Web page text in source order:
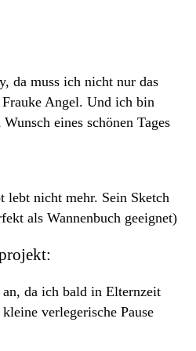
da muss ich nicht nur das
Angel. Und ich bin
eines schönen Tages
nicht mehr. Sein Sketch
als Wannenbuch geeignet)
da ich bald in Elternzeit
verlegerische Pause